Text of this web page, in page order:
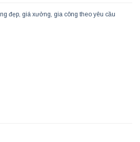
đẹp, giá xưởng, gia công theo yêu cầu